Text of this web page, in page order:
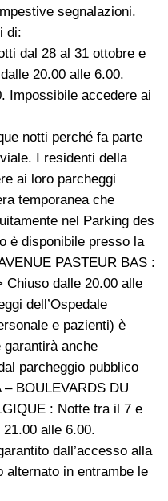
segnalazioni.
di:
dal 28 al 31 ottobre e
20.00 alle 6.00.
Impossibile accedere ai
notti perché fa parte
I residenti della
ai loro parcheggi
temporanea che
nel Parking des
è disponibile presso la
PASTEUR BAS :
Chiuso dalle 20.00 alle
dell’Ospedale
e pazienti) è
garantirà anche
parcheggio pubblico
BOULEVARDS DU
: Notte tra il 7 e
21.00 alle 6.00.
dall’accesso alla
alternato in entrambe le